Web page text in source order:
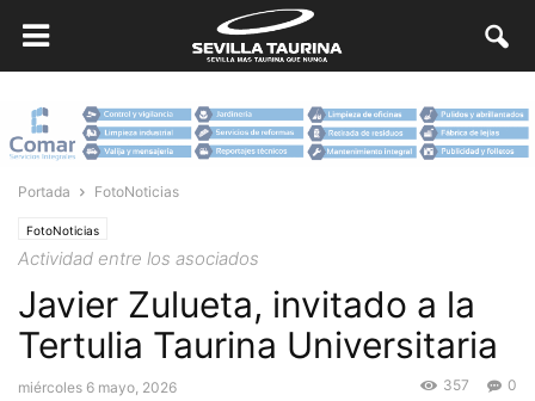
Portada FotoNoticias
FotoNoticias
Actividad entre los asociados
Javier Zulueta, invitado a la
Tertulia Taurina Universitaria
miércoles 6 mayo, 2026 0
357